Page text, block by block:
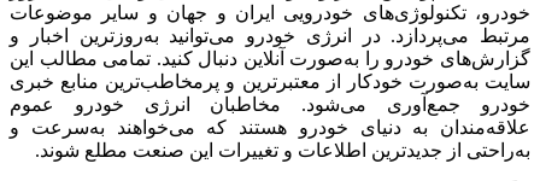
خودرو، تکنولوژی‌های خودرویی ایران و جهان و سایر موضوعات
مرتبط می‌پردازد. در انرژی خودرو می‌توانید به‌روزترین اخبار و
گزارش‌های خودرو را به‌صورت آنلاین دنبال کنید. تمامی مطالب این
سایت به‌صورت خودکار از معتبرترین و پرمخاطب‌ترین منابع خبری
خودرو جمع‌آوری می‌شود. مخاطبان انرژی خودرو عموم
علاقه‌مندان به دنیای خودرو هستند که می‌خواهند به‌سرعت و
به‌راحتی از جدیدترین اطلاعات و تغییرات این صنعت مطلع شوند.